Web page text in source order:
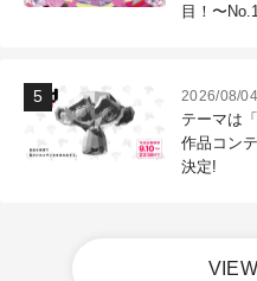
目！〜
2026/08/04
テーマは
作品コン
決定!